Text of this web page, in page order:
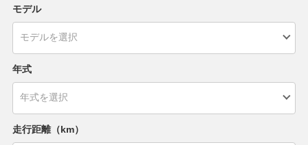
モデル
年式
走行距離（km）